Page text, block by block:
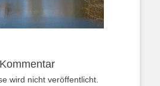
wird nicht veröffentlicht.